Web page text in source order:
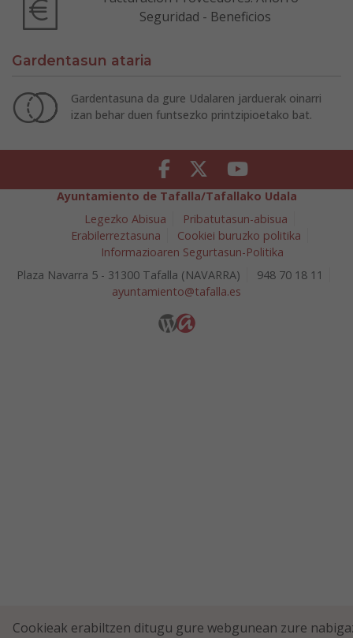
Seguridad - Beneficios
Gardentasun ataria
Gardentasuna da gure Udalaren jarduerak oinarri
izan behar duen funtsezko printzipioetako bat.
Facebook Twitter Youtube
Ayuntamiento de Tafalla/Tafallako Udala
Legezko Abisua
Pribatutasun-abisua
Erabilerreztasuna
Cookiei buruzko politika
Informazioaren Segurtasun-Politika
Plaza Navarra 5 - 31300 Tafalla (NAVARRA)
948 70 18 11
ayuntamiento@tafalla.es
Cookieak erabiltzen ditugu gure webgunean zure